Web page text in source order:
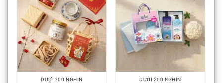
DƯỚI 200 NGHÌN DƯỚI 200 NGHÌN